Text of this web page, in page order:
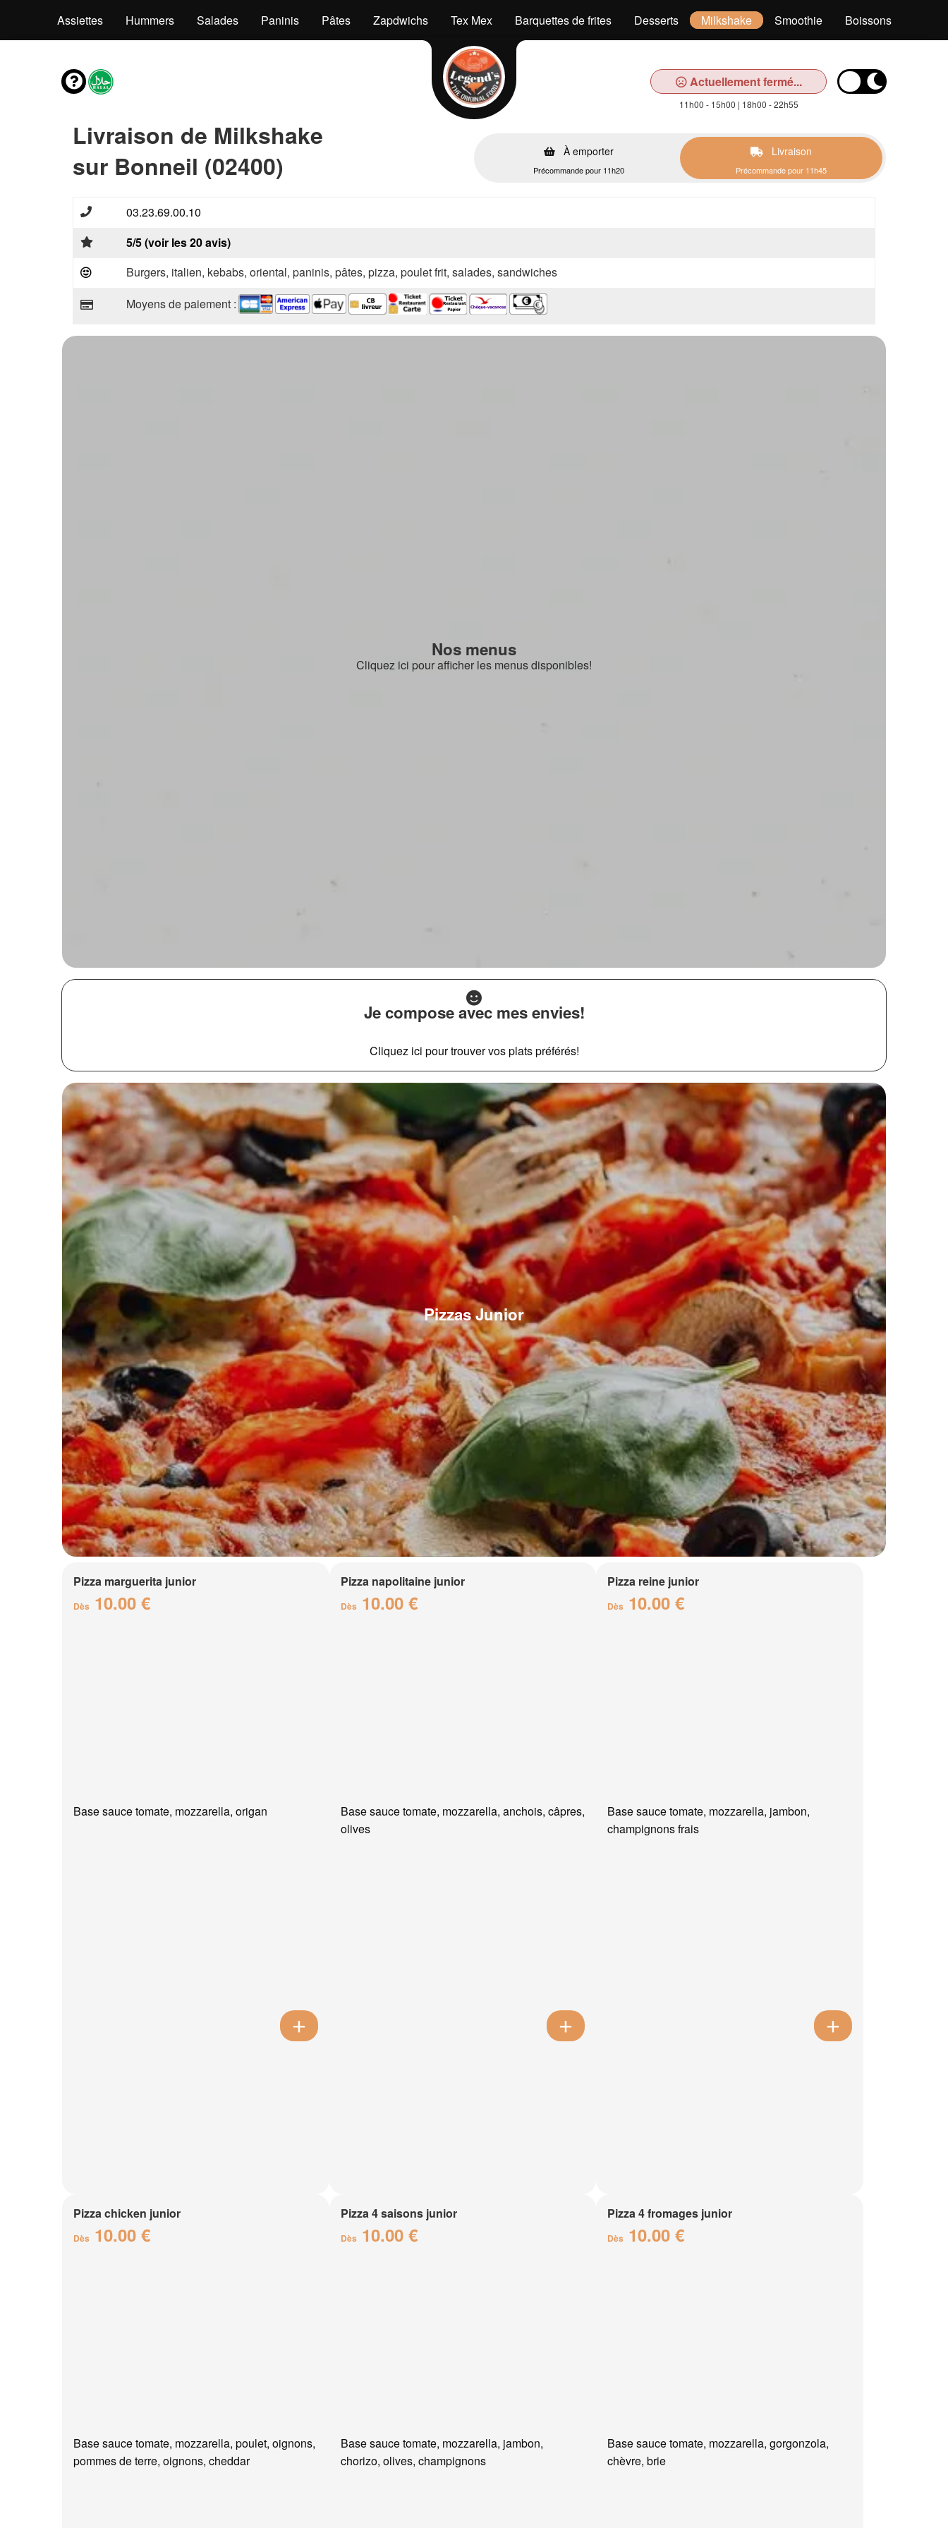
Assiettes Hummers Salades Paninis Pâtes Zapdwichs Tex Mex Barquettes de frites Desserts Milkshake Smoothie Boissons
Actuellement fermé...
11h00 - 15h00 | 18h00 - 22h55
Livraison de Milkshake
sur Bonneil (02400)
À emporter
Précommande pour 11h20
Livraison
Précommande pour 11h45
03.23.69.00.10
5/5 (voir les 20 avis)
Burgers, italien, kebabs, oriental, paninis, pâtes, pizza, poulet frit, salades, sandwiches
Moyens de paiement :
Nos menus
Cliquez ici pour afficher les menus disponibles!
Je compose avec mes envies!
Cliquez ici pour trouver vos plats préférés!
Pizzas Junior
Pizza marguerita junior
Dès 10.00 €
Base sauce tomate, mozzarella, origan
Pizza napolitaine junior
Dès 10.00 €
Base sauce tomate, mozzarella, anchois, câpres,
olives
Pizza reine junior
Dès 10.00 €
Base sauce tomate, mozzarella, jambon,
champignons frais
Pizza chicken junior
Dès 10.00 €
Base sauce tomate, mozzarella, poulet, oignons,
pommes de terre, oignons, cheddar
Pizza 4 saisons junior
Dès 10.00 €
Base sauce tomate, mozzarella, jambon,
chorizo, olives, champignons
Pizza 4 fromages junior
Dès 10.00 €
Base sauce tomate, mozzarella, gorgonzola,
chèvre, brie